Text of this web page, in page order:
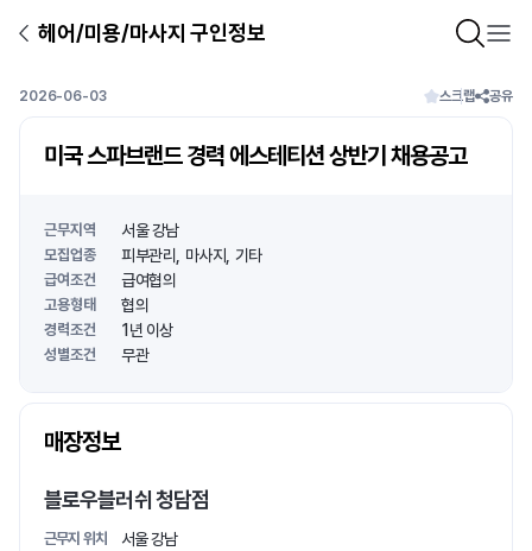
헤어/미용/마사지 구인정보
2026-06-03 스크랩 공유
미국 스파브랜드 경력 에스테티션 상반기 채용공고
근무지역 서울 강남
모집업종 피부관리 마사지 기타
급여조건 급여협의
고용형태 협의
경력조건 1년 이상
성별조건 무관
매장정보
블로우블러쉬 청담점
근무지 위치 서울 강남